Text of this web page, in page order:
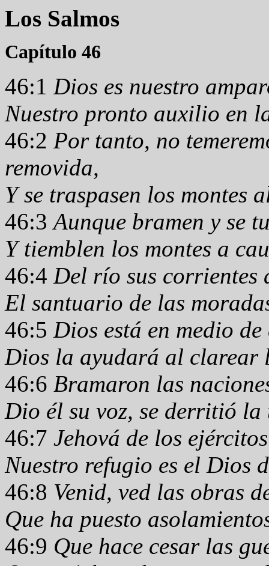
Los Salmos
Capítulo 46
46:1 Dios es nuestro
Nuestro pronto auxilio en
46:2 Por tanto, no
removida,
Y se traspasen los montes
46:3Aunque bramen y se
Y tiemblen los montes a
46:4 Del río sus corrientes
El santuario de las
46:5 Dios está en medio
Dios la ayudará al clarear
46:6 Bramaron las
Dio él su voz, se derritió
46:7 Jehová de los
Nuestro refugio es el Dios
46:8 Venid, ved las obras
Que ha puesto
46:9 Que hace cesar las